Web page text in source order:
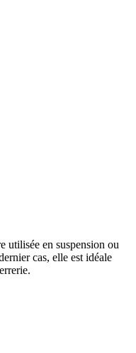
utilisée en suspension ou
cas, elle est idéale